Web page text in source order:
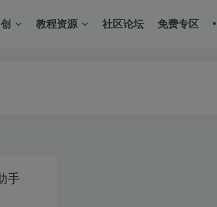
教程资源 社区论坛 免费专区
手